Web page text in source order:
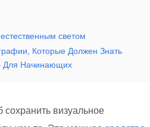
светом
Которые Должен Знать
Для Начинающих
визуальное